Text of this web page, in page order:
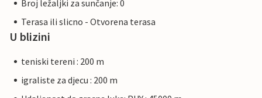
Broj ležaljki za sunčanje: 0
Terasa ili slicno - Otvorena terasa
U blizini
teniski tereni : 200 m
igraliste za djecu : 200 m